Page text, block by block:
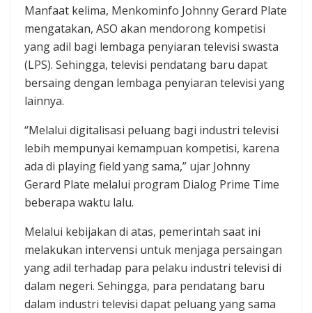
Manfaat kelima, Menkominfo Johnny Gerard Plate
mengatakan, ASO akan mendorong kompetisi
yang adil bagi lembaga penyiaran televisi swasta
(LPS). Sehingga, televisi pendatang baru dapat
bersaing dengan lembaga penyiaran televisi yang
lainnya.
“Melalui digitalisasi peluang bagi industri televisi
lebih mempunyai kemampuan kompetisi, karena
ada di playing field yang sama,” ujar Johnny
Gerard Plate melalui program Dialog Prime Time
beberapa waktu lalu.
Melalui kebijakan di atas, pemerintah saat ini
melakukan intervensi untuk menjaga persaingan
yang adil terhadap para pelaku industri televisi di
dalam negeri. Sehingga, para pendatang baru
dalam industri televisi dapat peluang yang sama